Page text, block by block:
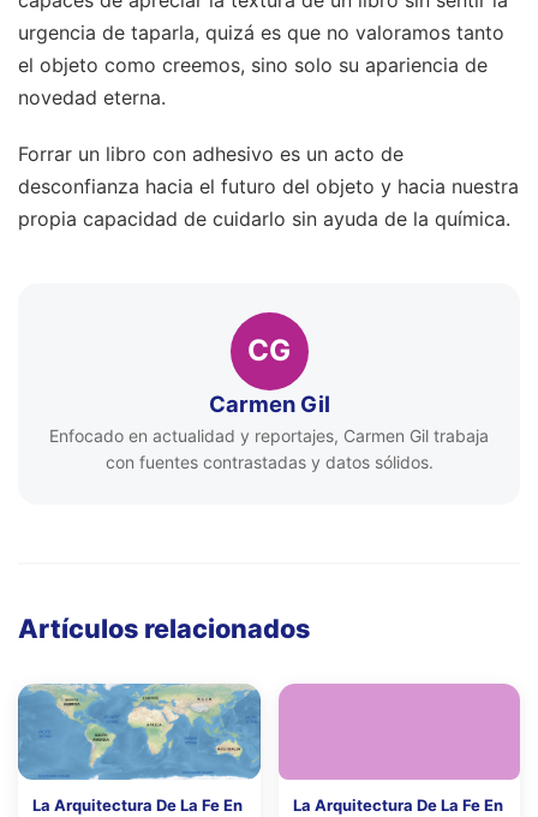
urgencia de taparla, quizá es que no valoramos tanto
el objeto como creemos, sino solo su apariencia de
novedad eterna.
Forrar un libro con adhesivo es un acto de
desconfianza hacia el futuro del objeto y hacia nuestra
propia capacidad de cuidarlo sin ayuda de la química.
CG
Carmen Gil
Enfocado en actualidad y reportajes, Carmen Gil trabaja
con fuentes contrastadas y datos sólidos.
Artículos relacionados
La Arquitectura De La Fe En
La Arquitectura De La Fe En